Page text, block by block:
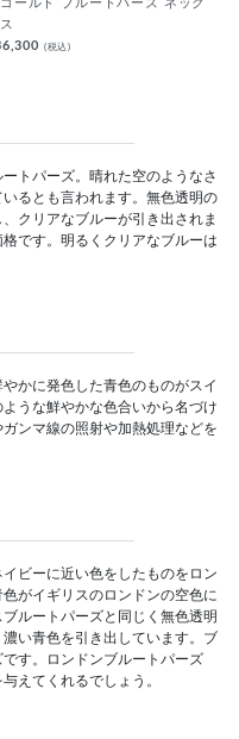
ールド ブルートパーズ ネック
(税込)
トパーズ。晴れた空のようなさ
るとも言われます。無色透明の
クリアなブルーが引き出されま
です。明るくクリアなブルーは
かに発色した青色のものがスイ
うな鮮やかな色合いから名づけ
ンマ線の照射や加熱処理などを
ビーに近い色をしたものをロン
がイギリスのロンドンの空色に
ルートパーズと同じく無色透明
い青色を引き出しています。ブ
す。ロンドンブルートパーズ
えてくれるでしょう。